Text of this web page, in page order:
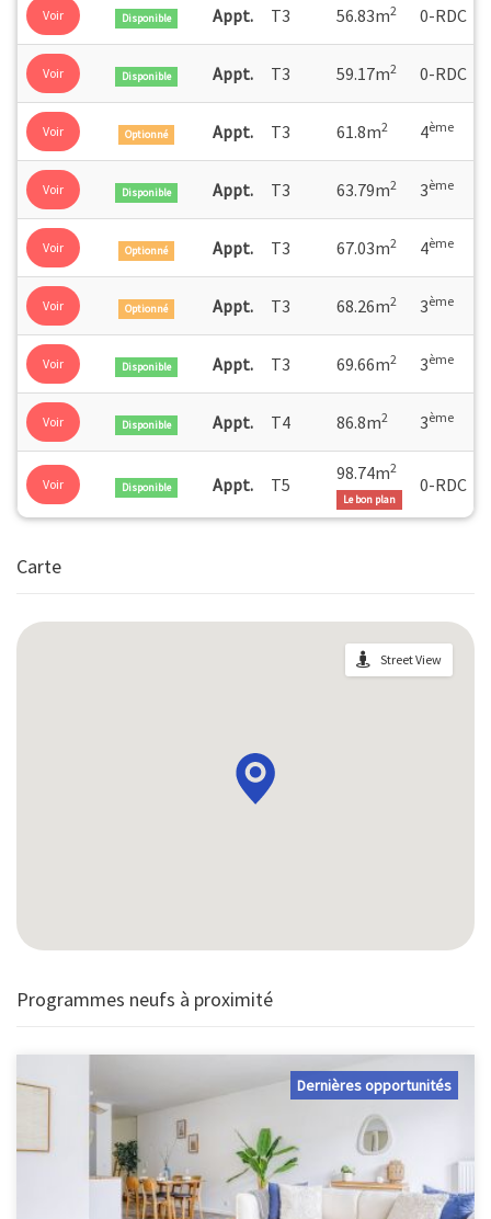
Voir Disponible Appt. T3 56.83m2 0-RDC
Voir Disponible Appt. T3 59.17m2 0-RDC
Voir Optionné Appt. T3 61.8m2 4ème
Voir Disponible Appt. T3 63.79m2 3ème
Voir Optionné Appt. T3 67.03m2 4ème
Voir Optionné Appt. T3 68.26m2 3ème
Voir Disponible Appt. T3 69.66m2 3ème
Voir Disponible Appt. T4 86.8m2 3ème
Voir Disponible Appt. T5
98.74m2
Le bon plan
0-RDC
Carte
Street View
Programmes neufs à proximité
Dernières opportunités